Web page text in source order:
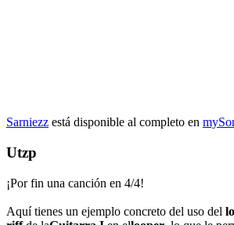
Sarniezz está disponible al completo en
Utzp
¡Por fin una canción en 4/4!
Aquí tienes un ejemplo concreto del uso del